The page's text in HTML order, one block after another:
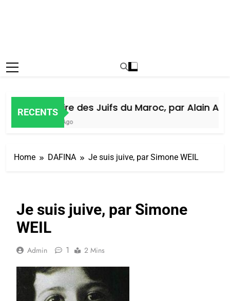
RECENTS
Histoire des Juifs du Maroc, par Alain
6 Jours Ago
Home DAFINA Je suis juive, par Simone WEIL
Je suis juive, par Simone
WEIL
Admin 1 2 Mins